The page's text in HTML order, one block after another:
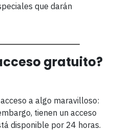
que darán
gratuito?
a algo maravilloso:
tienen un acceso
disponible por 24 horas.